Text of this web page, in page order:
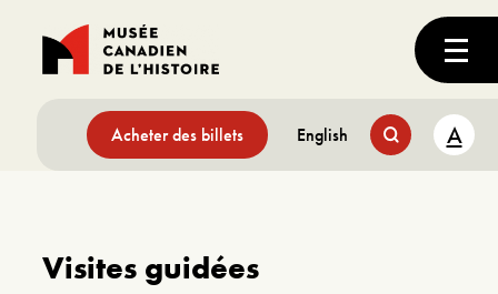
Acheter des billets English A
Visites guidées